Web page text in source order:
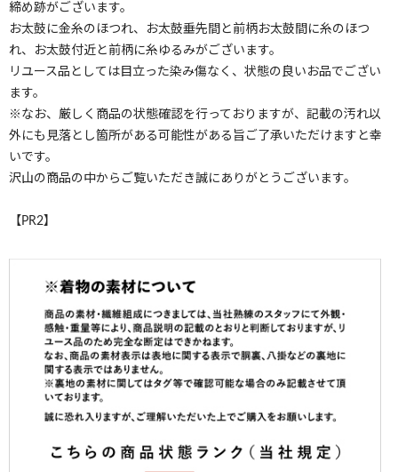
締め跡がございます。
お太鼓に金糸のほつれ、お太鼓垂先間と前柄お太鼓間に糸のほつ
れ、お太鼓付近と前柄に糸ゆるみがございます。
リユース品としては目立った染み傷なく、状態の良いお品でござい
ます。
※なお、厳しく商品の状態確認を行っておりますが、記載の汚れ以
外にも見落とし箇所がある可能性がある旨ご了承いただけますと幸
いです。
沢山の商品の中からご覧いただき誠にありがとうございます。
【PR2】